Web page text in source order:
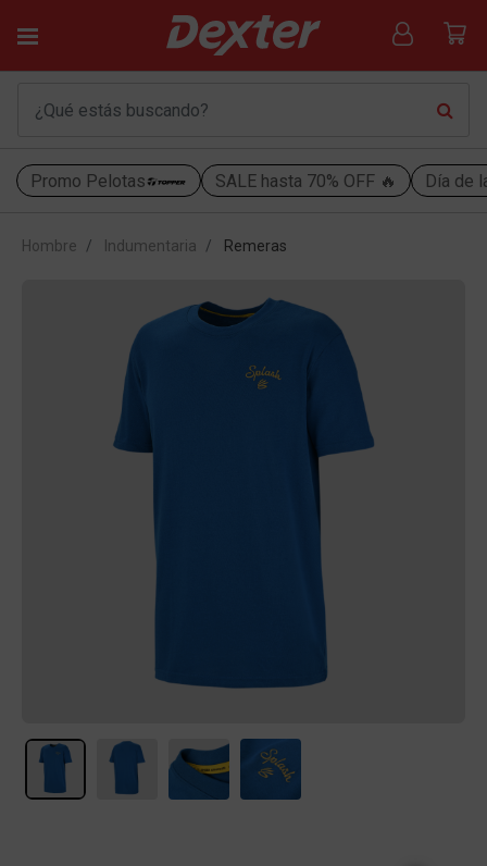
Promo Pelotas SALE hasta 70% OFF 🔥 Día de
Hombre Indumentaria Remeras